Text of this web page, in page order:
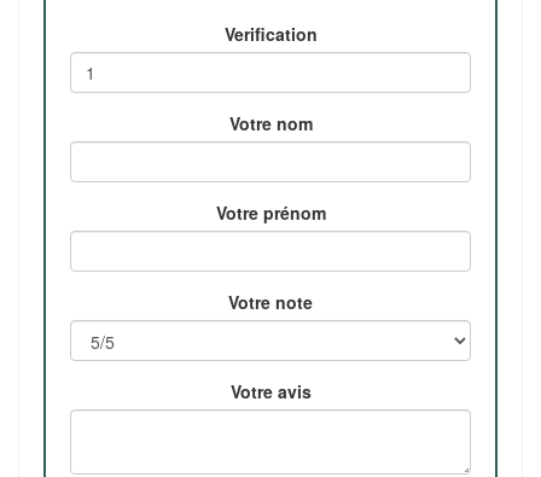
Verification
Votre nom
Votre prénom
Votre note
Votre avis